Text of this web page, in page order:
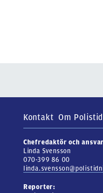
Kontakt Om
Chefredaktör och
Linda Svensson
070-399 86 00
Reporter: